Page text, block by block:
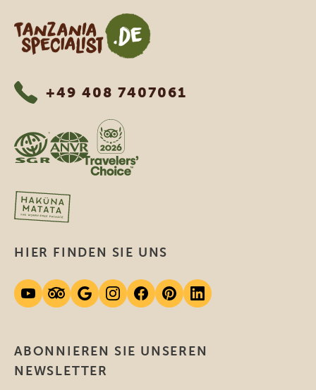
Tanzania Specialist
+49 408 7407061
ABONNIEREN SIE UNSEREN
NEWSLETTER
HIER FINDEN SIE UNS